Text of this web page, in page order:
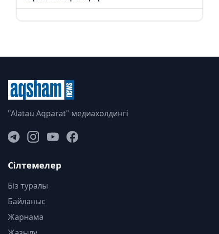
"Alatau Aqparat" медиахолдингі
Сілтемелер
Біз туралы
Байланыс
Жарнама